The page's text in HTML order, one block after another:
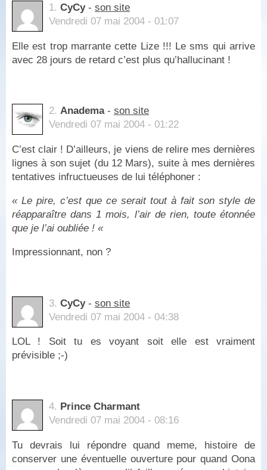
1. CyCy- son site
Vendredi 07 mai 2004 - 01:07
Elle est trop marrante cette Lize !!! Le sms qui arrive
avec 28 jours de retard c’est plus qu’hallucinant !
2. Anadema- son site
Vendredi 07 mai 2004 - 01:22
C’est clair ! D’ailleurs, je viens de relire mes dernières
lignes à son sujet (du 12 Mars), suite à mes dernières
tentatives infructueuses de lui téléphoner :
« Le pire, c’est que ce serait tout à fait son style de
réapparaître dans 1 mois, l’air de rien, toute étonnée
que je l’ai oubliée ! «
Impressionnant, non ?
3. CyCy- son site
Vendredi 07 mai 2004 - 04:38
LOL ! Soit tu es voyant soit elle est vraiment
prévisible ;-)
4. Prince Charmant
Vendredi 07 mai 2004 - 08:16
Tu devrais lui répondre quand meme, histoire de
conserver une éventuelle ouverture pour quand Oona